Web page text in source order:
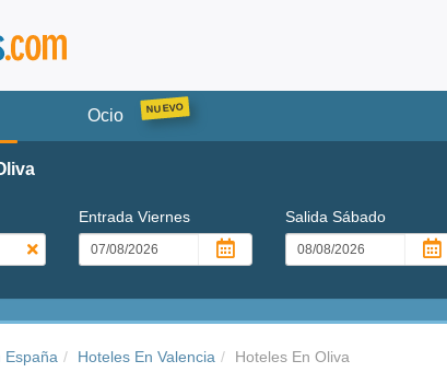
Ocio
Entrada Viernes SalidaSábado
España Hoteles En Valencia Hoteles En Oliva